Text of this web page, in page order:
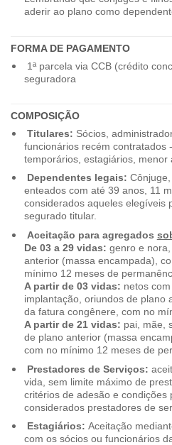
aderir ao plano como
FORMA DE PAGAMENTO
1ª parcela via CCB (crédito
seguradora
COMPOSIÇÃO
Titulares: Sócios,
funcionários recém contratados
temporários, estagiários,
Dependentes legais:
enteados com até 39 anos, 11
considerados aqueles elegíveis
segurado titular.
Aceitação para agregados
De 03 a 29 vidas: genro e
anterior (massa encampada),
mínimo 12 meses de
A partir de 03 vidas: netos
implantação, oriundos de plano
da fatura congênere, com no
A partir de 21 vidas: pai, mãe,
de plano anterior (massa
com no mínimo 12 meses de
Prestadores de Serviços:
vida, sem limite máximo de
critérios de adesão e condições
considerados prestadores de
Estagiários: Aceitação
com os sócios ou funcionários